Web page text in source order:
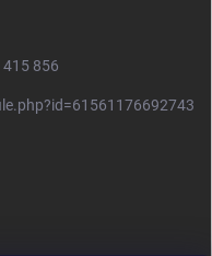
415 856